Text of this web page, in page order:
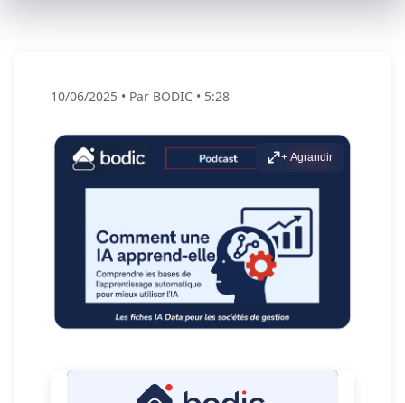
10/06/2025 • Par BODIC • 5:28
+ Agrandir